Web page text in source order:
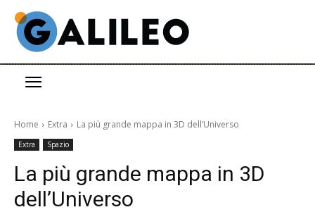
Home Extra La più grande mappa in 3D dell’Universo
Extra Spazio
La più grande mappa in 3D
dell’Universo